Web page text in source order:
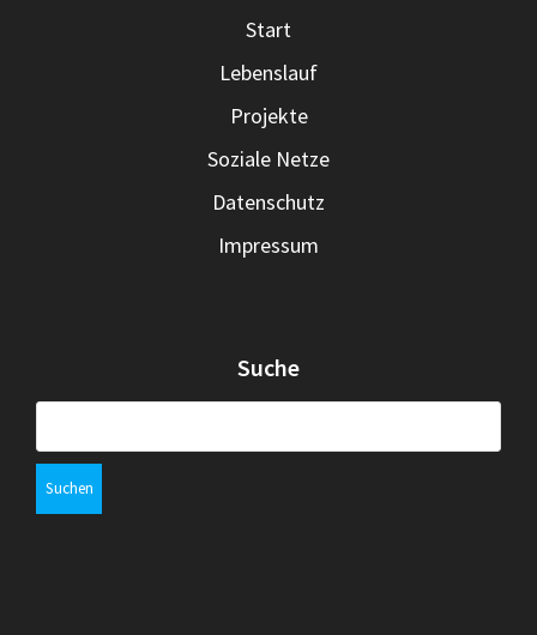
Start
Lebenslauf
Projekte
Soziale Netze
Datenschutz
Impressum
Suche